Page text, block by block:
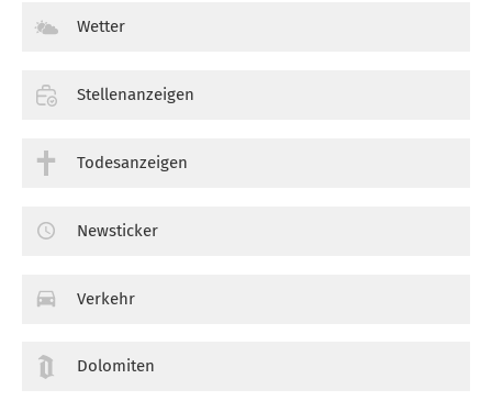
Wetter
Stellenanzeigen
Todesanzeigen
Newsticker
Verkehr
Dolomiten